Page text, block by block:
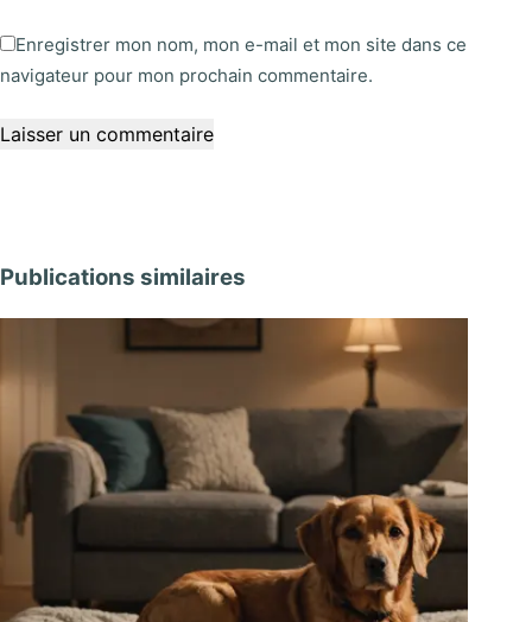
Enregistrer mon nom, mon e-mail et mon site dans ce
navigateur pour mon prochain commentaire.
Laisser un commentaire
Publications similaires